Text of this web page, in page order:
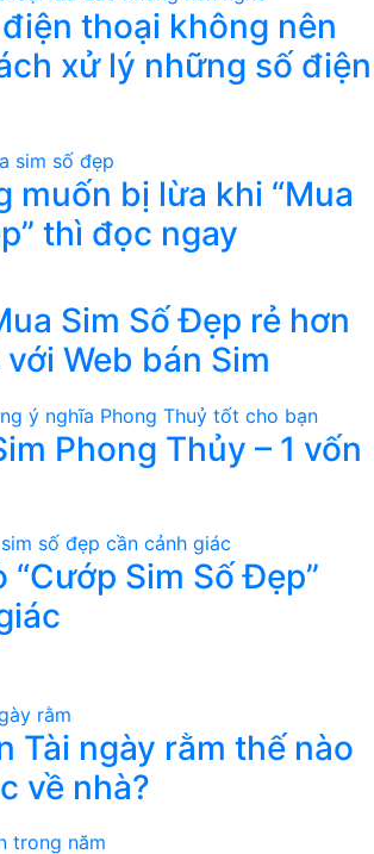
thoại không nên
xử lý những số điện
muốn bị lừa khi “Mua
thì đọc ngay
Sim Số Đẹp rẻ hơn
Web bán Sim
Phong Thủy – 1 vốn
“Cướp Sim Số Đẹp”
Tài ngày rằm thế nào
về nhà?